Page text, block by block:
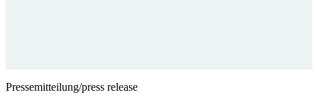
Pressemitteilung/press release